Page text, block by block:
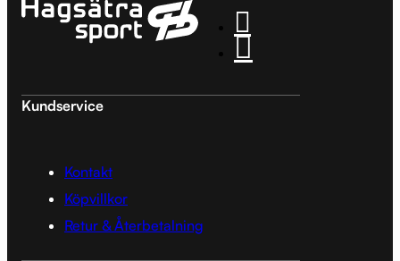
Kundservice
Kontakt
Köpvillkor
Retur & Återbetalning